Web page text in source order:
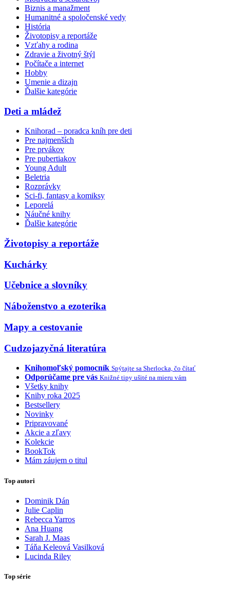
Biznis a manažment
Humanitné a spoločenské vedy
História
Životopisy a reportáže
Vzťahy a rodina
Zdravie a životný štýl
Počítače a internet
Hobby
Umenie a dizajn
Ďalšie kategórie
Deti a mládež
Knihorad – poradca kníh pre deti
Pre najmenších
Pre prvákov
Pre pubertiakov
Young Adult
Beletria
Rozprávky
Sci-fi, fantasy a komiksy
Leporelá
Náučné knihy
Ďalšie kategórie
Životopisy a reportáže
Kuchárky
Učebnice a slovníky
Náboženstvo a ezoterika
Mapy a cestovanie
Cudzojazyčná literatúra
Knihomoľský pomocník Spýtajte sa Sherlocka, čo čítať
Odporúčame pre vás Knižné tipy ušité na mieru vám
Všetky knihy
Knihy roka 2025
Bestsellery
Novinky
Pripravované
Akcie a zľavy
Kolekcie
BookTok
Mám záujem o titul
Top autori
Dominik Dán
Julie Caplin
Rebecca Yarros
Ana Huang
Sarah J. Maas
Táňa Keleová Vasilková
Lucinda Riley
Top série